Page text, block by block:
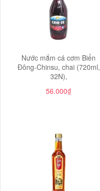
Nước mắm cá cơm Biển
Đông-Chinsu, chai (720ml,
32N),
56.000₫